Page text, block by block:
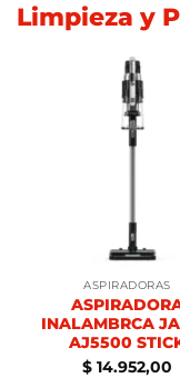
Limpieza y
ASPIRADORAS
INALAMBRCA
AJ5500
$ 14.952,00